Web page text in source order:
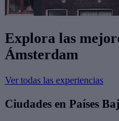
Explora las
Ámsterdam
Ver todas las experiencias
Ciudades en Países